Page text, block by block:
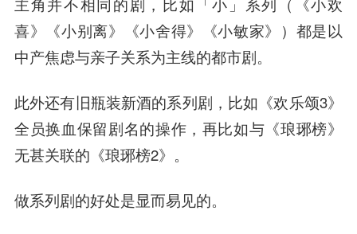
主角并不相同的剧，比如「小」系列（《小欢
喜》《小别离》《小舍得》《小敏家》）都是以
中产焦虑与亲子关系为主线的都市剧。
此外还有旧瓶装新酒的系列剧，比如《欢乐颂3》
全员换血保留剧名的操作，再比如与《琅琊榜》
无甚关联的《琅琊榜2》。
做系列剧的好处是显而易见的。